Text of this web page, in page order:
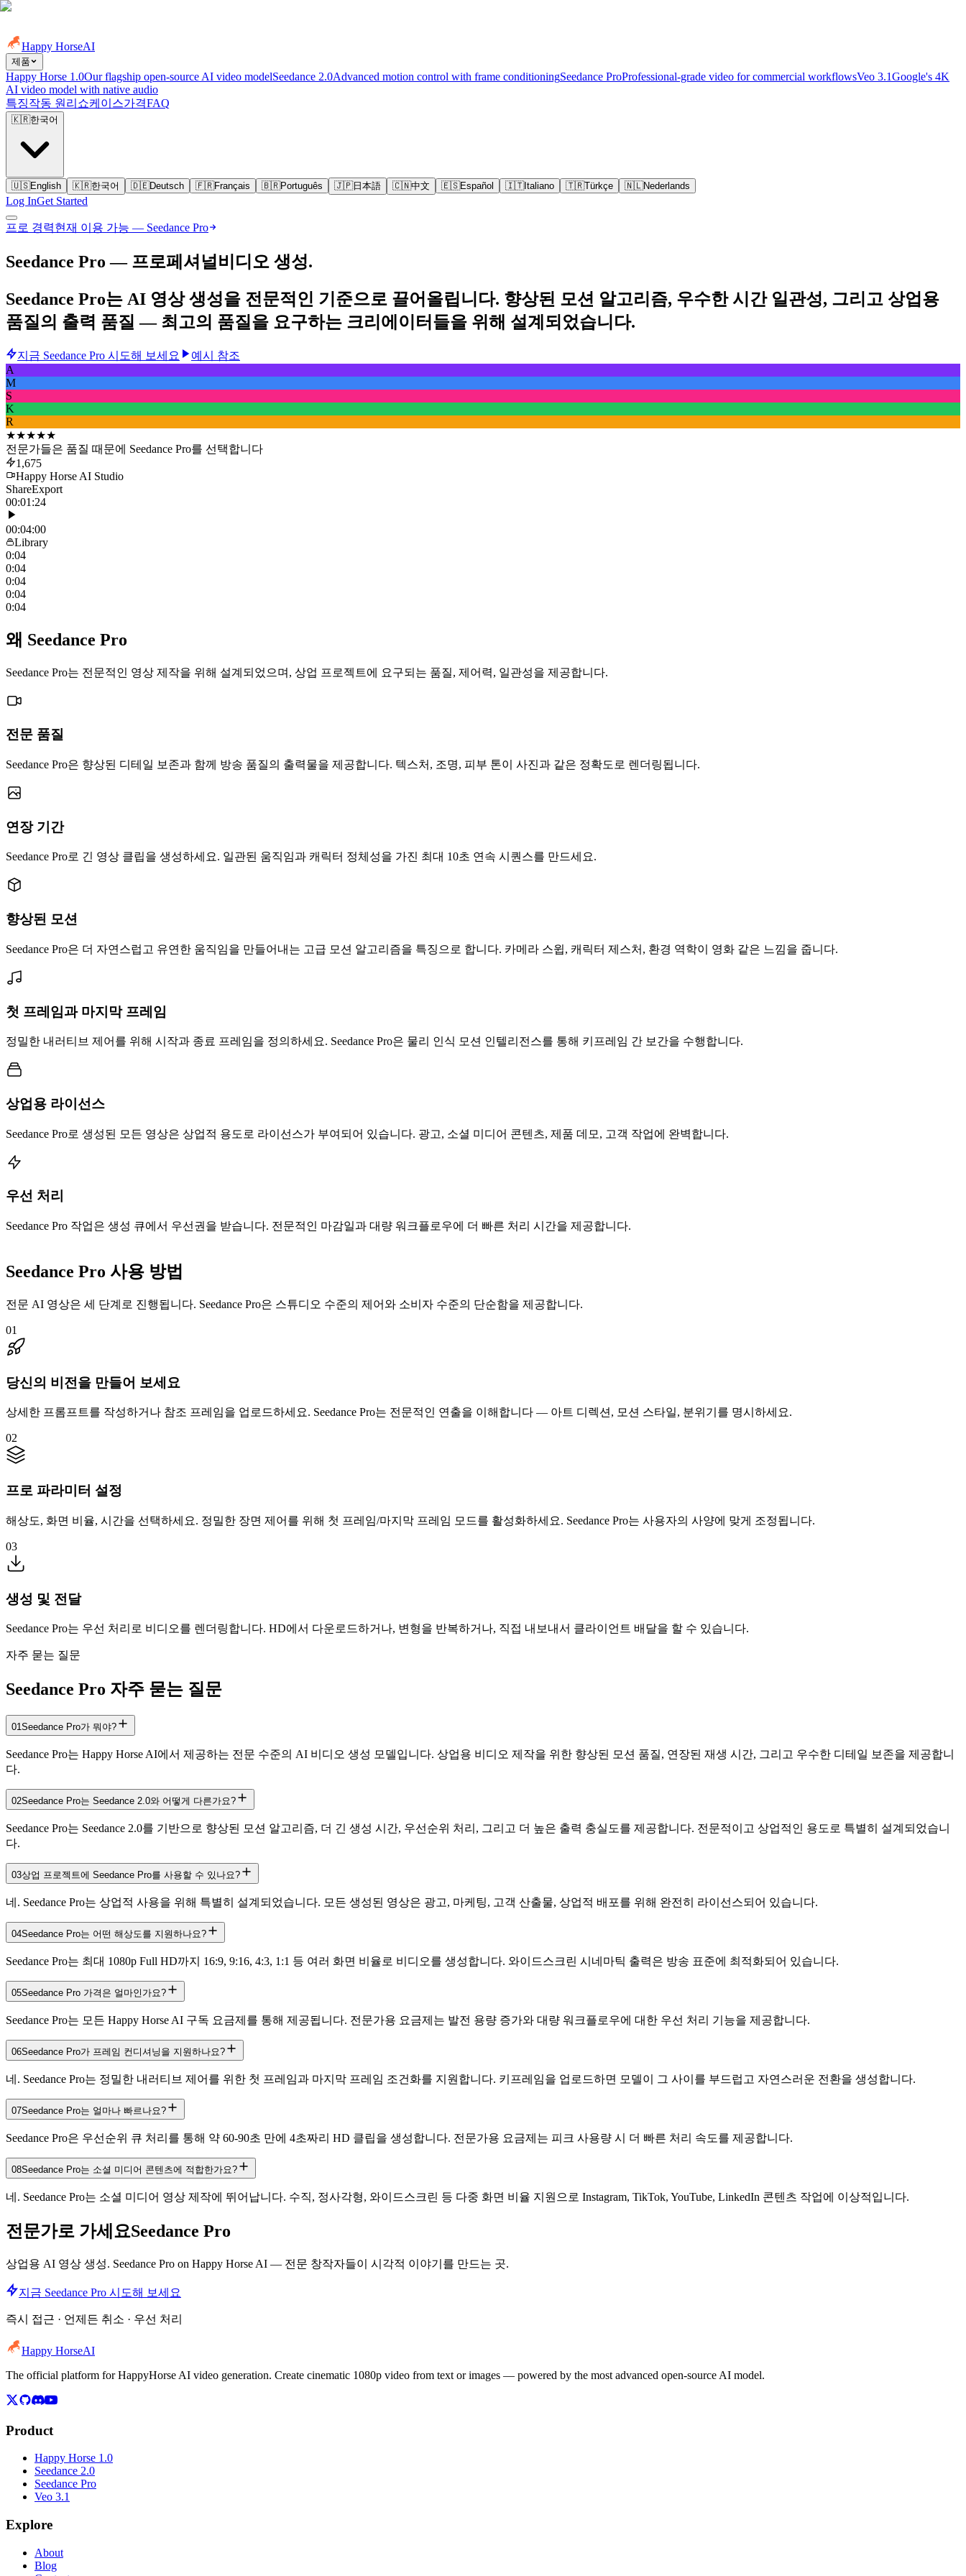
Happy HorseAI
제품
Happy Horse 1.0Our flagship open-source AI video modelSeedance 2.0Advanced motion control with frame conditioningSeedance ProProfessional-grade video for commercial workflowsVeo 3.1Google's 4K
AI video model with native audio
특징작동 원리 쇼케이스가격FAQ
🇰🇷한국어
🇺🇸English 🇰🇷한국어 🇩🇪Deutsch 🇫🇷Français 🇧🇷Português 🇯🇵日本語 🇨🇳中文 🇪🇸Español 🇮🇹Italiano 🇹🇷Türkçe 🇳🇱Nederlands
Log InGet Started
프로 경력현재 이용 가능 — Seedance Pro
Seedance Pro — 프로페셔널 비디오 생성.
Seedance Pro는 AI 영상 생성을 전문적인 기준으로 끌어올립니다. 향상된 모션 알고리즘, 우수한 시간 일관성, 그리고 상업용
품질의 출력 품질 — 최고의 품질을 요구하는 크리에이터들을 위해 설계되었습니다.
지금 Seedance Pro 시도해 보세요
예시 참조
A
M
S
K
R
★★★★★
전문가들은 품질 때문에 Seedance Pro를 선택합니다
1,675
Happy Horse AI Studio
ShareExport
00:01:24
00:04:00
Library
0:04
0:04
0:04
0:04
0:04
왜 Seedance Pro
Seedance Pro는 전문적인 영상 제작을 위해 설계되었으며, 상업 프로젝트에 요구되는 품질, 제어력, 일관성을 제공합니다.
전문 품질
Seedance Pro은 향상된 디테일 보존과 함께 방송 품질의 출력물을 제공합니다. 텍스처, 조명, 피부 톤이 사진과 같은 정확도로 렌더링됩니다.
연장 기간
Seedance Pro로 긴 영상 클립을 생성하세요. 일관된 움직임과 캐릭터 정체성을 가진 최대 10초 연속 시퀀스를 만드세요.
향상된 모션
Seedance Pro은 더 자연스럽고 유연한 움직임을 만들어내는 고급 모션 알고리즘을 특징으로 합니다. 카메라 스윕, 캐릭터 제스처, 환경 역학이 영화 같은 느낌을 줍니다.
첫 프레임과 마지막 프레임
정밀한 내러티브 제어를 위해 시작과 종료 프레임을 정의하세요. Seedance Pro은 물리 인식 모션 인텔리전스를 통해 키프레임 간 보간을 수행합니다.
상업용 라이선스
Seedance Pro로 생성된 모든 영상은 상업적 용도로 라이선스가 부여되어 있습니다. 광고, 소셜 미디어 콘텐츠, 제품 데모, 고객 작업에 완벽합니다.
우선 처리
Seedance Pro 작업은 생성 큐에서 우선권을 받습니다. 전문적인 마감일과 대량 워크플로우에 더 빠른 처리 시간을 제공합니다.
Seedance Pro 사용 방법
전문 AI 영상은 세 단계로 진행됩니다. Seedance Pro은 스튜디오 수준의 제어와 소비자 수준의 단순함을 제공합니다.
01
당신의 비전을 만들어 보세요
상세한 프롬프트를 작성하거나 참조 프레임을 업로드하세요. Seedance Pro는 전문적인 연출을 이해합니다 — 아트 디렉션, 모션 스타일, 분위기를 명시하세요.
02
프로 파라미터 설정
해상도, 화면 비율, 시간을 선택하세요. 정밀한 장면 제어를 위해 첫 프레임/마지막 프레임 모드를 활성화하세요. Seedance Pro는 사용자의 사양에 맞게 조정됩니다.
03
생성 및 전달
Seedance Pro는 우선 처리로 비디오를 렌더링합니다. HD에서 다운로드하거나, 변형을 반복하거나, 직접 내보내서 클라이언트 배달을 할 수 있습니다.
자주 묻는 질문
Seedance Pro 자주 묻는 질문
01Seedance Pro가 뭐야?
Seedance Pro는 Happy Horse AI에서 제공하는 전문 수준의 AI 비디오 생성 모델입니다. 상업용 비디오 제작을 위한 향상된 모션 품질, 연장된 재생 시간, 그리고 우수한 디테일 보존을 제공합니
다.
02Seedance Pro는 Seedance 2.0와 어떻게 다른가요?
Seedance Pro는 Seedance 2.0를 기반으로 향상된 모션 알고리즘, 더 긴 생성 시간, 우선순위 처리, 그리고 더 높은 출력 충실도를 제공합니다. 전문적이고 상업적인 용도로 특별히 설계되었습니
다.
03상업 프로젝트에 Seedance Pro를 사용할 수 있나요?
네. Seedance Pro는 상업적 사용을 위해 특별히 설계되었습니다. 모든 생성된 영상은 광고, 마케팅, 고객 산출물, 상업적 배포를 위해 완전히 라이선스되어 있습니다.
04Seedance Pro는 어떤 해상도를 지원하나요?
Seedance Pro는 최대 1080p Full HD까지 16:9, 9:16, 4:3, 1:1 등 여러 화면 비율로 비디오를 생성합니다. 와이드스크린 시네마틱 출력은 방송 표준에 최적화되어 있습니다.
05Seedance Pro 가격은 얼마인가요?
Seedance Pro는 모든 Happy Horse AI 구독 요금제를 통해 제공됩니다. 전문가용 요금제는 발전 용량 증가와 대량 워크플로우에 대한 우선 처리 기능을 제공합니다.
06Seedance Pro가 프레임 컨디셔닝을 지원하나요?
네. Seedance Pro는 정밀한 내러티브 제어를 위한 첫 프레임과 마지막 프레임 조건화를 지원합니다. 키프레임을 업로드하면 모델이 그 사이를 부드럽고 자연스러운 전환을 생성합니다.
07Seedance Pro는 얼마나 빠르나요?
Seedance Pro은 우선순위 큐 처리를 통해 약 60-90초 만에 4초짜리 HD 클립을 생성합니다. 전문가용 요금제는 피크 사용량 시 더 빠른 처리 속도를 제공합니다.
08Seedance Pro는 소셜 미디어 콘텐츠에 적합한가요?
네. Seedance Pro는 소셜 미디어 영상 제작에 뛰어납니다. 수직, 정사각형, 와이드스크린 등 다중 화면 비율 지원으로 Instagram, TikTok, YouTube, LinkedIn 콘텐츠 작업에 이상적입니다.
전문가로 가세요Seedance Pro
상업용 AI 영상 생성. Seedance Pro on Happy Horse AI — 전문 창작자들이 시각적 이야기를 만드는 곳.
지금 Seedance Pro 시도해 보세요
즉시 접근 · 언제든 취소 · 우선 처리
Happy HorseAI
The official platform for HappyHorse AI video generation. Create cinematic 1080p video from text or images — powered by the most advanced open-source AI model.
Product
Happy Horse 1.0
Seedance 2.0
Seedance Pro
Veo 3.1
Explore
About
Blog